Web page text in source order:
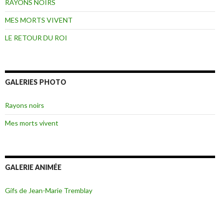
RAYONS NOIRS
MES MORTS VIVENT
LE RETOUR DU ROI
GALERIES PHOTO
Rayons noirs
Mes morts vivent
GALERIE ANIMÉE
Gifs de Jean-Marie Tremblay